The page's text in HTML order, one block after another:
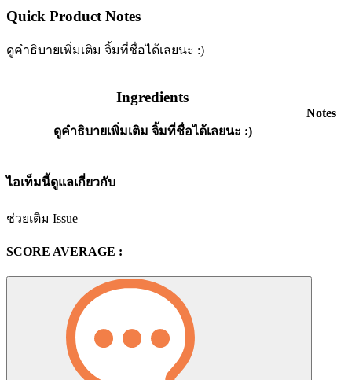
Quick Product Notes
ดูคำธิบายเพิ่มเติม จิ้มที่ชื่อได้เลยนะ :)
Ingredients
ดูคำธิบายเพิ่มเติม จิ้มที่ชื่อได้เลยนะ :)
Notes
ไอเท็มนี้ดูแลเกี่ยวกับ
ช่วยเติม Issue
SCORE AVERAGE :